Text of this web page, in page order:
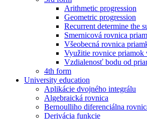
Arithmetic progression
Geometric progression
Recurrent determine the
Smernicová rovnica
Všeobecná rovnica
Využitie rovnice priamok
Vzdialenosť bodu od
4th form
University education
Aplikácie dvojného integrálu
Algebraická rovnica
Bernoulliho diferenciálna
Derivácia funkcie